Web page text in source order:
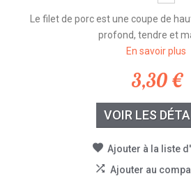
Le filet de porc est une coupe de
profond, tendre et
En savoir plus
3,30 €
VOIR LES
Ajouter à la liste
Ajouter au